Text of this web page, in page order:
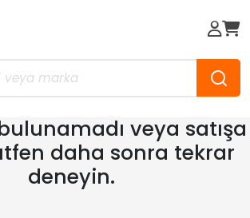
veya satışa
daha sonra tekrar
deneyin.